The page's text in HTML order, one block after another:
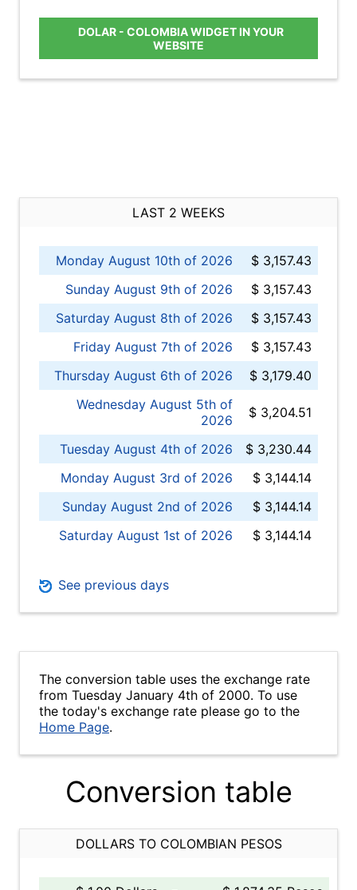
DOLAR - COLOMBIA WIDGET IN YOUR
WEBSITE
LAST 2 WEEKS
Monday August 10th of 2026
$ 3,157.43
Sunday August 9th of 2026
$ 3,157.43
Saturday August 8th of 2026
$ 3,157.43
Friday August 7th of 2026
$ 3,157.43
Thursday August 6th of 2026
$ 3,179.40
Wednesday August 5th of
2026
$ 3,204.51
Tuesday August 4th of 2026
$ 3,230.44
Monday August 3rd of 2026
$ 3,144.14
Sunday August 2nd of 2026
$ 3,144.14
Saturday August 1st of 2026
$ 3,144.14
See previous days
The conversion table uses the exchange rate
from Tuesday January 4th of 2000. To use
the today's exchange rate please go to the
Home Page.
Conversion table
DOLLARS TO COLOMBIAN PESOS